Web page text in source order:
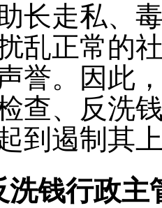
长走私、
乱正常的
誉。因此
查、反洗
到遏制其
洗钱行政